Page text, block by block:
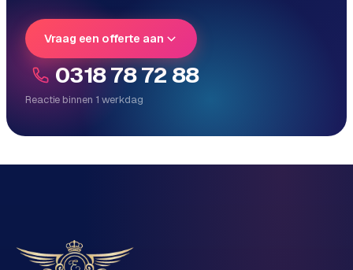
Vraag een offerte aan
0318 78 72 88
Reactie binnen 1 werkdag
Direct persoonlijk contact, geen ticketsysteem
Vertel ons over je project